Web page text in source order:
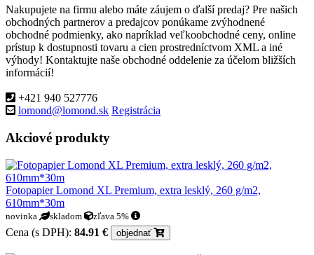
Nakupujete na firmu alebo máte záujem o ďalší predaj? Pre našich
obchodných partnerov a predajcov ponúkame zvýhodnené
obchodné podmienky, ako napríklad veľkoobchodné ceny, online
prístup k dostupnosti tovaru a cien prostredníctvom XML a iné
výhody! Kontaktujte naše obchodné oddelenie za účelom bližších
informácií!
+421 940 527776
lomond@lomond.sk Registrácia
Akciové produkty
Fotopapier Lomond XL Premium, extra lesklý, 260 g/m2,
610mm*30m
novinka skladom zľava 5%
Cena (s DPH): 84.91 € objednať